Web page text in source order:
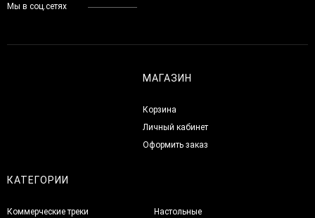
Мы в соц.сетях
МАГАЗИН
Корзина
Личный кабинет
Оформить заказ
КАТЕГОРИИ
Коммерческие треки
Настольные